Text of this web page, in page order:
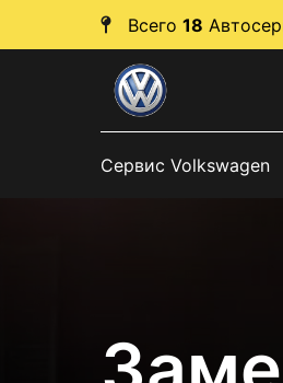
Всего 18
Сервис Volkswagen